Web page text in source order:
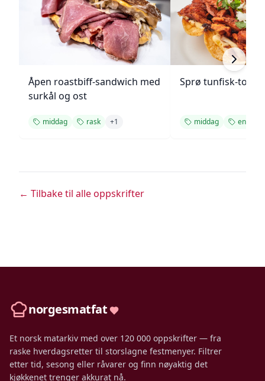
Åpen roastbiff-sandwich med
surkål og ost
middag rask +1
Sprø tunfisk-
middag enkel
← Tilbake til alle oppskrifter
norgesmatfat
Et norsk matarkiv med over 120 000 oppskrifter — fra
raske hverdagsretter til storslagne festmenyer. Filtrer
etter tid, sesong eller råvarer og finn nøyaktig det
kjøkkenet trenger akkurat nå.